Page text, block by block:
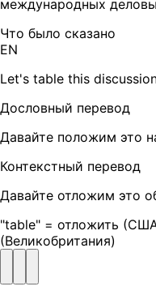
международных
Что было сказано
EN
Let's table this
Дословный перевод
Давайте положим это
Контекстный перевод
Давайте отложим это
"table" = отложить
(Великобритания)